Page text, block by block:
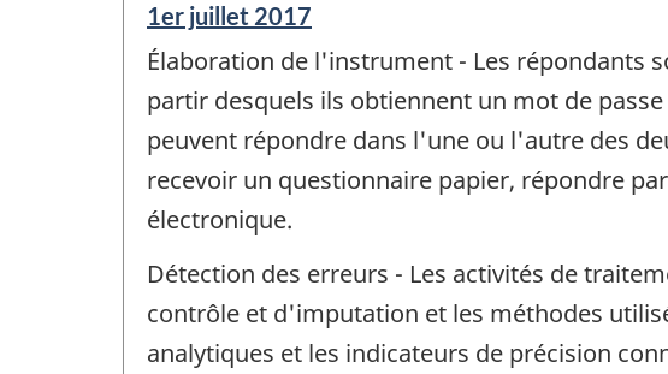
Période
de
référence
de
changement
-
1er juillet 2017
Élaboration de l'instrument - Les répondants
partir desquels ils obtiennent un mot de
peuvent répondre dans l'une ou l'autre des
recevoir un questionnaire papier, répondre
électronique.
Détection des erreurs - Les activités de
contrôle et d'imputation et les méthodes
analytiques et les indicateurs de précision